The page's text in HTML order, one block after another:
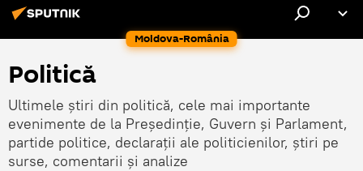
Moldova-România
Politică
Ultimele știri din politică, cele mai importante
evenimente de la Președinție, Guvern și Parlament,
partide politice, declarații ale politicienilor, știri pe
surse, comentarii și analize